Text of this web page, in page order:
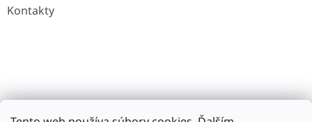
Kontakty
Gavri.cz Gavri.es Noaton.cz Noaton.de